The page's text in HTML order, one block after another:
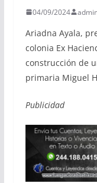
04/09/2024
Ariadna Ayala,
colonia Ex
construcción de
primaria Miguel
Publicidad